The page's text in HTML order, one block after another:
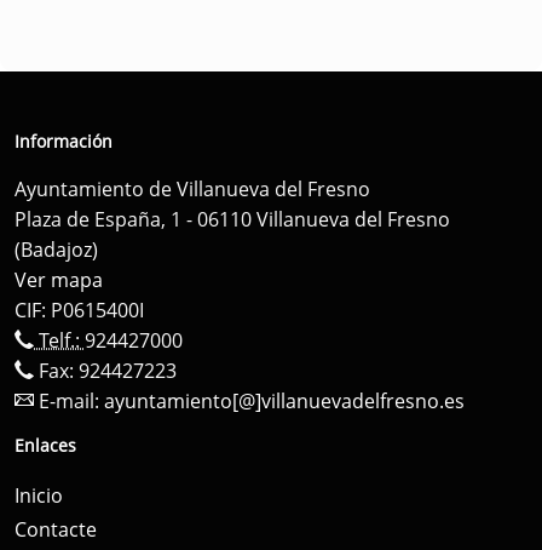
Información
Ayuntamiento de Villanueva del Fresno
Plaza de España, 1 - 06110 Villanueva del Fresno
(Badajoz)
Ver mapa
CIF: P0615400I
Telf.: 924427000
Fax: 924427223
E-mail: ayuntamiento[@]villanuevadelfresno.es
Enlaces
Inicio
Contacte